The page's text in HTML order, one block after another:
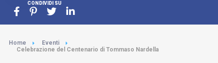
CONDIVIDI SU
Home
Eventi
Celebrazione del Centenario di Tommaso Nardella